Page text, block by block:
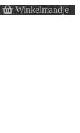
Winkelmandje